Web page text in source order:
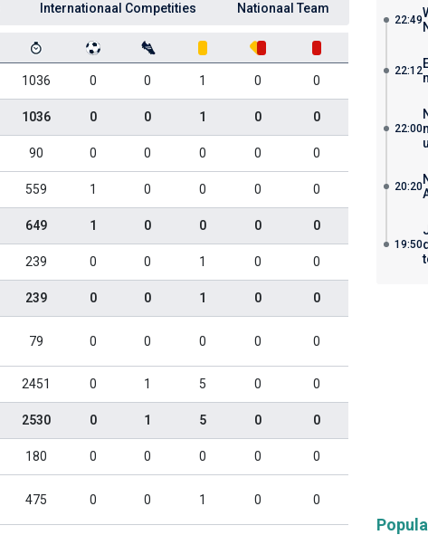
Internationaal Competities Nationaal Team
1036 0 0 1 0 0
1036 0 0 1 0 0
90 0 0 0 0 0
559 1 0 0 0 0
649 1 0 0 0 0
239 0 0 1 0 0
239 0 0 1 0 0
79 0 0 0 0 0
2451 0 1 5 0 0
2530 0 1 5 0 0
180 0 0 0 0 0
475 0 0 1 0 0
22:49
22:12
22:00
20:20
19:50